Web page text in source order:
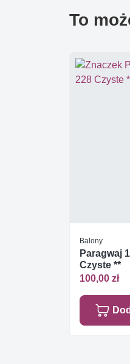
To
Balony
Paragwaj
Czyste **
100,00 zł